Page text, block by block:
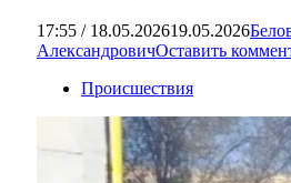
17:55 / 18.05.202619.05.2026
АлександровичОставить
Происшествия